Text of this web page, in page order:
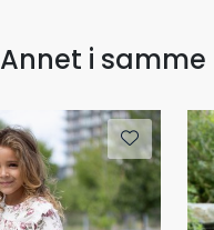
Annet i